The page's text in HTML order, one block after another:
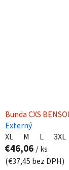
Bunda CXS
Externý
XL
M L 3XL
€46,06 / ks
(€37,45 bez DPH)